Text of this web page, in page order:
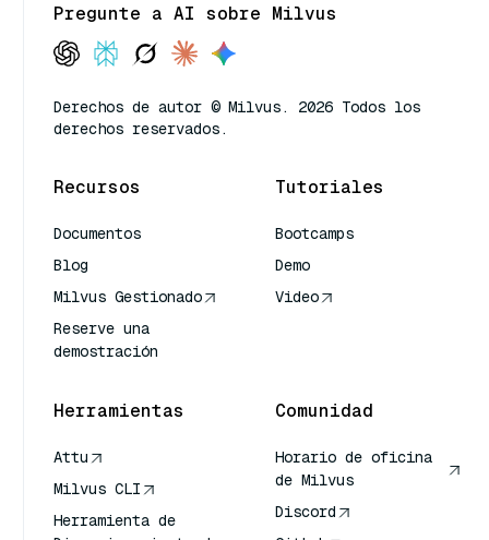
Pregunte a AI sobre Milvus
Derechos de autor © Milvus. 2026 Todos los
derechos reservados.
Recursos
Documentos
Blog
Milvus Gestionado
Reserve una
demostración
Tutoriales
Bootcamps
Demo
Video
Herramientas
Attu
Milvus CLI
Herramienta de
Comunidad
Horario de oficina
de Milvus
Discord